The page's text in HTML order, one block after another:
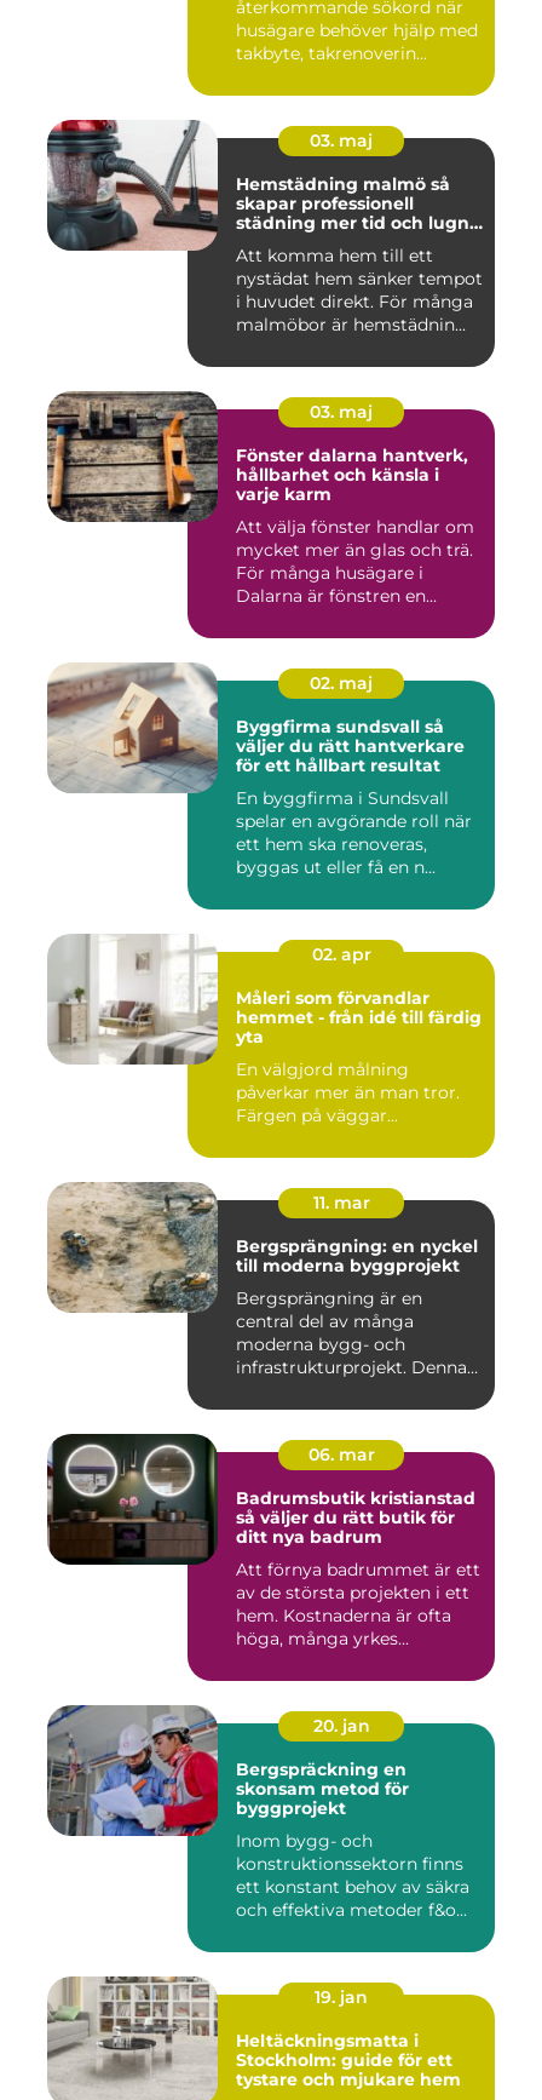
återkommande sökord när
husägare behöver hjälp med
takbyte, takrenoverin...
03. maj
Hemstädning malmö så
skapar professionell
städning mer tid och lugn i
Att komma hem till ett
nystädat hem sänker tempot
i huvudet direkt. För många
malmöbor är hemstädnin...
03. maj
Fönster dalarna hantverk,
hållbarhet och känsla i
varje karm
Att välja fönster handlar om
mycket mer än glas och trä.
För många husägare i
Dalarna är fönstren en...
02. maj
Byggfirma sundsvall så
väljer du rätt hantverkare
för ett hållbart resultat
En byggfirma i Sundsvall
spelar en avgörande roll när
ett hem ska renoveras,
byggas ut eller få en n...
02. apr
Måleri som förvandlar
hemmet - från idé till färdig
yta
En välgjord målning
påverkar mer än man tror.
Färgen på väggar...
11. mar
Bergsprängning: en nyckel
till moderna byggprojekt
Bergsprängning är en
central del av många
moderna bygg- och
infrastrukturprojekt. Denna
06. mar
Badrumsbutik kristianstad
så väljer du rätt butik för
ditt nya badrum
Att förnya badrummet är ett
av de största projekten i ett
hem. Kostnaderna är ofta
höga, många yrkes...
20. jan
Bergspräckning en
skonsam metod för
byggprojekt
Inom bygg- och
konstruktionssektorn finns
ett konstant behov av säkra
och effektiva metoder f&o...
19. jan
Heltäckningsmatta i
Stockholm: guide för ett
tystare och mjukare hem